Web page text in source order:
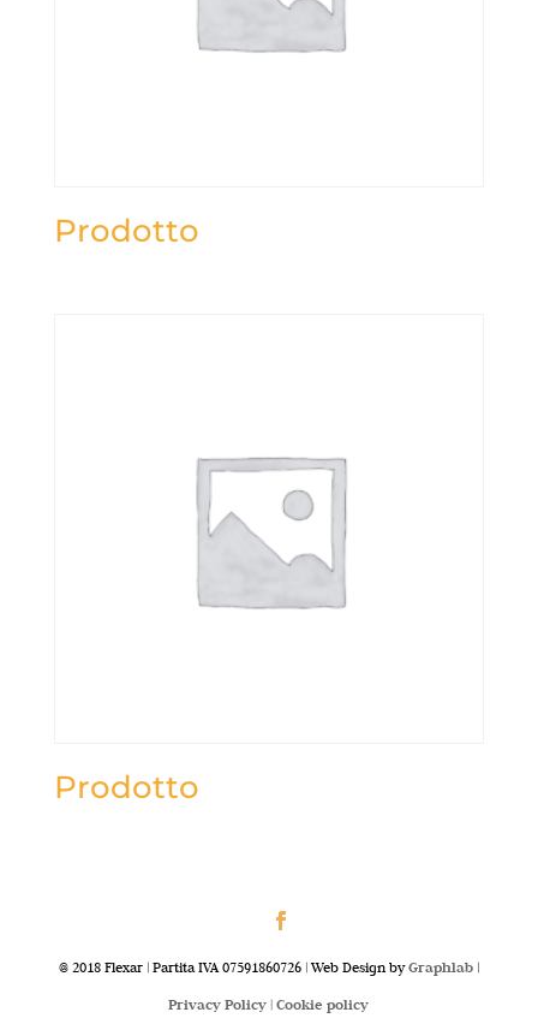
Prodotto
Prodotto
@ 2018 Flexar | Partita IVA 07591860726 | Web Design byGraphlab|
Privacy Policy |Cookie policy